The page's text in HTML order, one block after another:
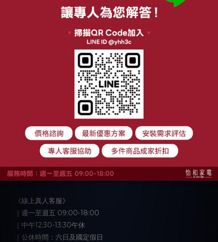
付款與運送方式
大家電安裝注意事項
聯絡我們
《線上真人客服》
｜週一至週五 09:00-18:00
｜中午12:30-13:30午休
｜公休時間：六日及國定假日